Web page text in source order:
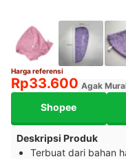
Harga referensi
Rp33.600 Agak
Shopee
Deskripsi Produk
Terbuat dari bahan